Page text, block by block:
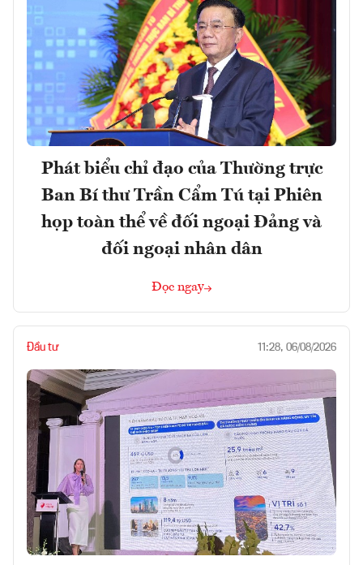
Phát biểu chỉ đạo của Thường trực
Ban Bí thư Trần Cẩm Tú tại Phiên
họp toàn thể về đối ngoại Đảng và
đối ngoại nhân dân
Đọc ngay
Đầu tư 11:28, 06/08/2026